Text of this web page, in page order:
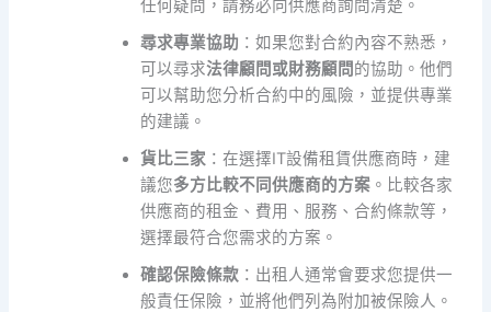
任何疑問，請務必向供應商詢問清楚。
尋求專業協助 ：如果您對合約內容不熟悉，
可以尋求法律顧問或財務顧問的協助。他們
可以幫助您分析合約中的風險，並提供專業
的建議。
貨比三家 ：在選擇IT設備租賃供應商時，建
議您多方比較不同供應商的方案 。比較各家
供應商的租金、費用、服務、合約條款等，
選擇最符合您需求的方案。
確認保險條款 ：出租人通常會要求您提供一
般責任保險，並將他們列為附加被保險人。